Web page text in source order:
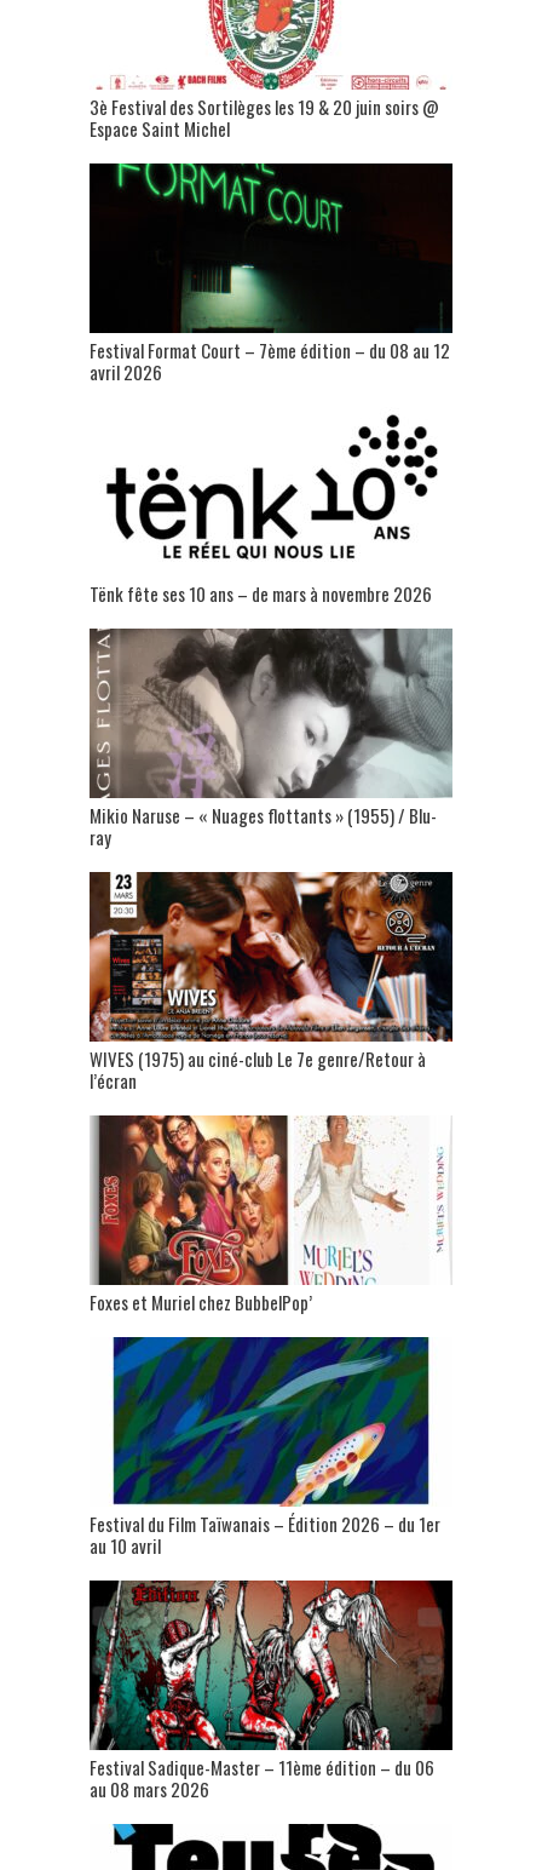
3è Festival des Sortilèges les 19 & 20 juin soirs @
Espace Saint Michel
Festival Format Court – 7ème édition – du 08 au 12
avril 2026
Tënk fête ses 10 ans – de mars à novembre 2026
Mikio Naruse – « Nuages flottants » (1955) / Blu-
ray
WIVES (1975) au ciné-club Le 7e genre/Retour à
l’écran
Foxes et Muriel chez BubbelPop’
Festival du Film Taïwanais – Édition 2026 – du 1er
au 10 avril
Festival Sadique-Master – 11ème édition – du 06
au 08 mars 2026